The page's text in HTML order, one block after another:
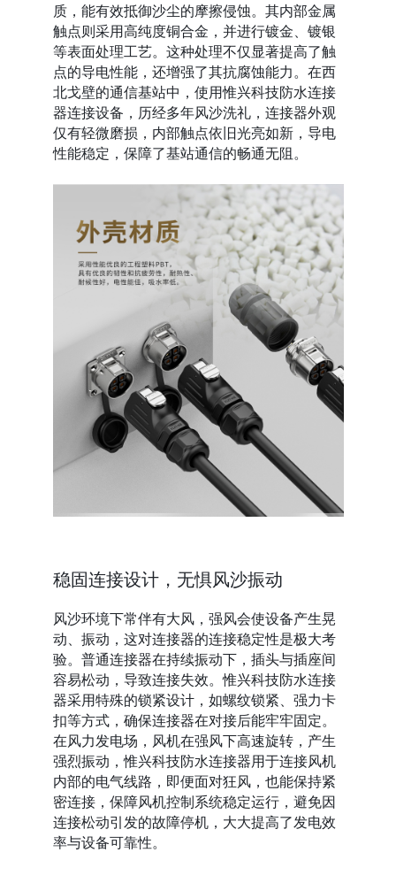
质，能有效抵御沙尘的摩擦侵蚀。其内部金属
触点则采用高纯度铜合金，并进行镀金、镀银
等表面处理工艺。这种处理不仅显著提高了触
点的导电性能，还增强了其抗腐蚀能力。在西
北戈壁的通信基站中，使用惟兴科技防水连接
器连接设备，历经多年风沙洗礼，连接器外观
仅有轻微磨损，内部触点依旧光亮如新，导电
性能稳定，保障了基站通信的畅通无阻。
稳固连接设计，无惧风沙振动
风沙环境下常伴有大风，强风会使设备产生晃
动、振动，这对连接器的连接稳定性是极大考
验。普通连接器在持续振动下，插头与插座间
容易松动，导致连接失效。惟兴科技防水连接
器采用特殊的锁紧设计，如螺纹锁紧、强力卡
扣等方式，确保连接器在对接后能牢牢固定。
在风力发电场，风机在强风下高速旋转，产生
强烈振动，惟兴科技防水连接器用于连接风机
内部的电气线路，即便面对狂风，也能保持紧
密连接，保障风机控制系统稳定运行，避免因
连接松动引发的故障停机，大大提高了发电效
率与设备可靠性。